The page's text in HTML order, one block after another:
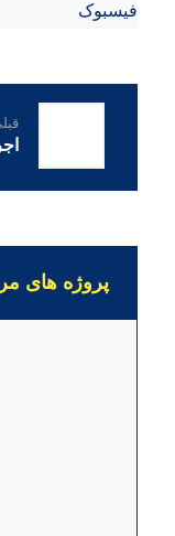
فیسبوک
پروژه های